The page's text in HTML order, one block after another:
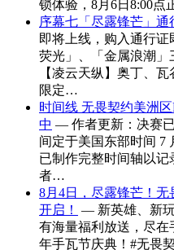
锁体验，8月6日8:00
序幕七「尽露锋芒」通
即将上线，购入通行
荧光」、「金属浪潮
【凌云天纵】奥丁、
限定…
时间线 无畏契约美洲
中 — 作者更新：决赛
间定于美国东部时间 7
已制作完整时间轴以
者…
8月4日，尽露锋芒！
开启！
— 新英雄、新
有海量福利放送，尽在
年手瓦节庆典！#无畏